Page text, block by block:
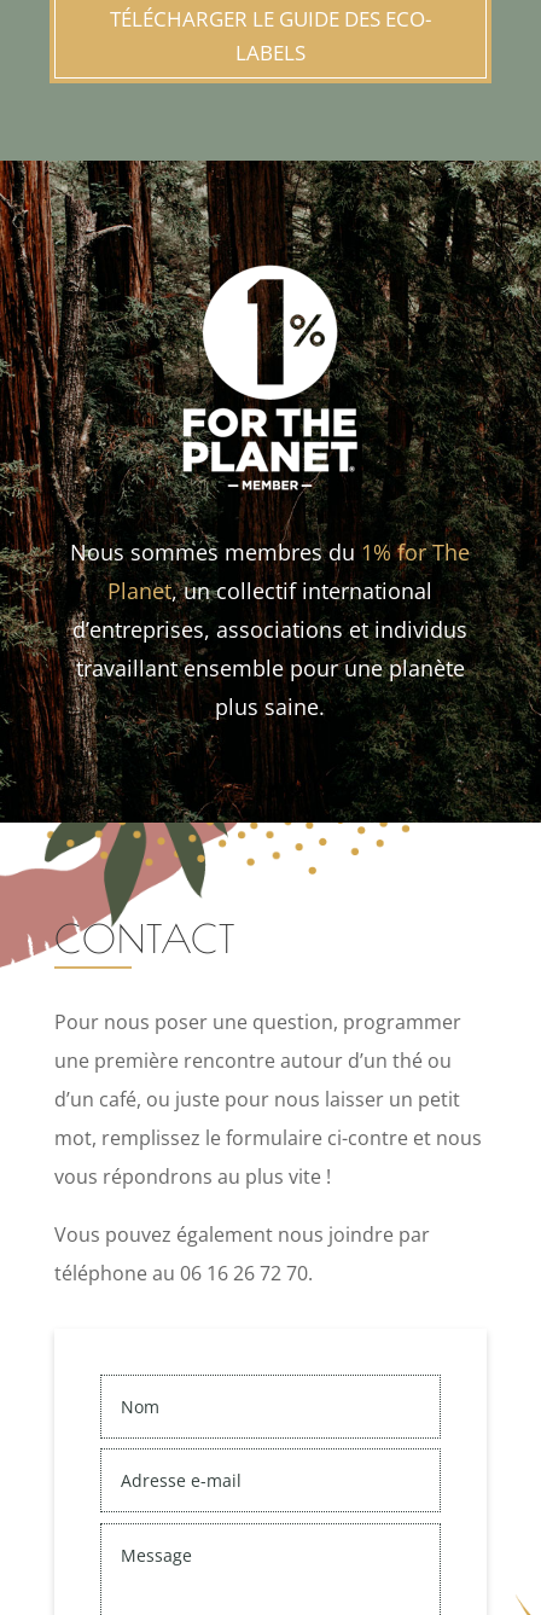
TÉLÉCHARGER LE GUIDE DES ECO-
LABELS
Nous sommes membres du1% for The
Planet, un collectif international
d’entreprises, associations et individus
travaillant ensemble pour une planète
plus saine.
CONTACT
Pour nous poser une question, programmer
une première rencontre autour d’un thé ou
d’un café, ou juste pour nous laisser un petit
mot, remplissez le formulaire ci-contre et nous
vous répondrons au plus vite !
Vous pouvez également nous joindre par
téléphone au 06 16 26 72 70.